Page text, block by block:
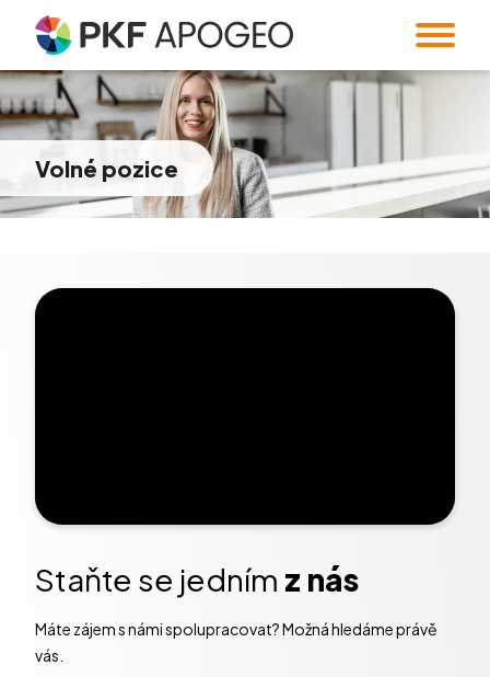
Volná místa
Volné pozice
Staňte se jedním z nás
Máte zájem s námi spolupracovat? Možná hledáme právě
vás.